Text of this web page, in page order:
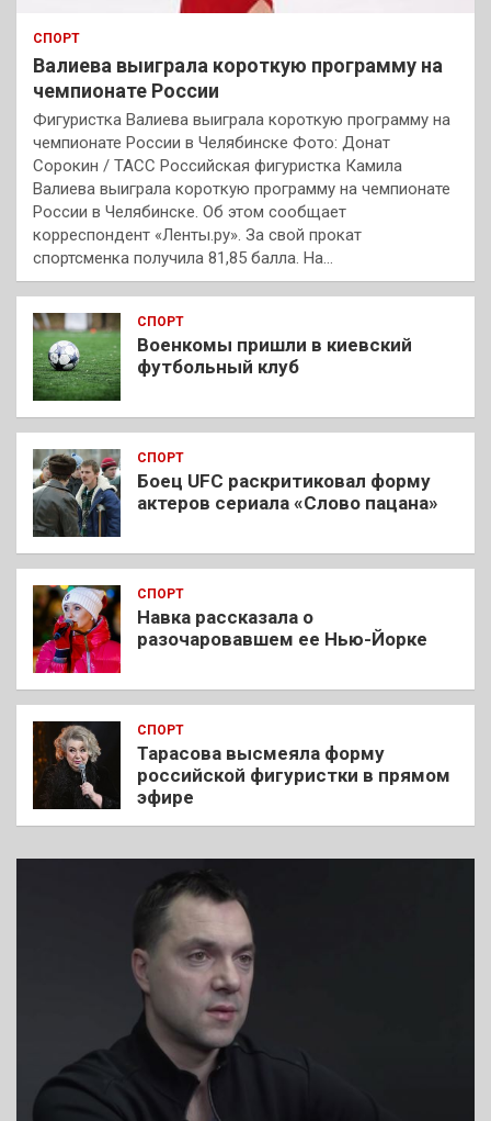
СПОРТ
Валиева выиграла короткую программу на
чемпионате России
Фигуристка Валиева выиграла короткую программу на
чемпионате России в Челябинске Фото: Донат
Сорокин / ТАСС Российская фигуристка Камила
Валиева выиграла короткую программу на чемпионате
России в Челябинске. Об этом сообщает
корреспондент «Ленты.ру». За свой прокат
спортсменка получила 81,85 балла. На…
СПОРТ
Военкомы пришли в киевский
футбольный клуб
СПОРТ
Боец UFC раскритиковал форму
актеров сериала «Слово пацана»
СПОРТ
Навка рассказала о
разочаровавшем ее Нью-Йорке
СПОРТ
Тарасова высмеяла форму
российской фигуристки в прямом
эфире